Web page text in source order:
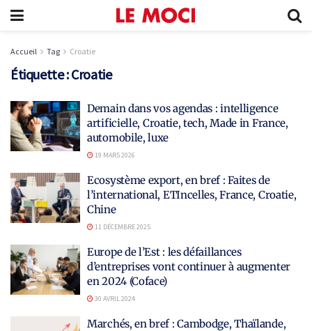
Accueil Tag Croatie
Étiquette :Croatie
Demain dans vos agendas : intelligence
artificielle, Croatie, tech, Made in France,
automobile, luxe
19 MARS 2026
Ecosystème export, en bref : Faites de
l’international, ETIncelles, France, Croatie,
Chine
11 DÉCEMBRE 2025
Europe de l’Est : les défaillances
d’entreprises vont continuer à augmenter
en 2024 (Coface)
30 AVRIL 2024
Marchés, en bref : Cambodge, Thaïlande,